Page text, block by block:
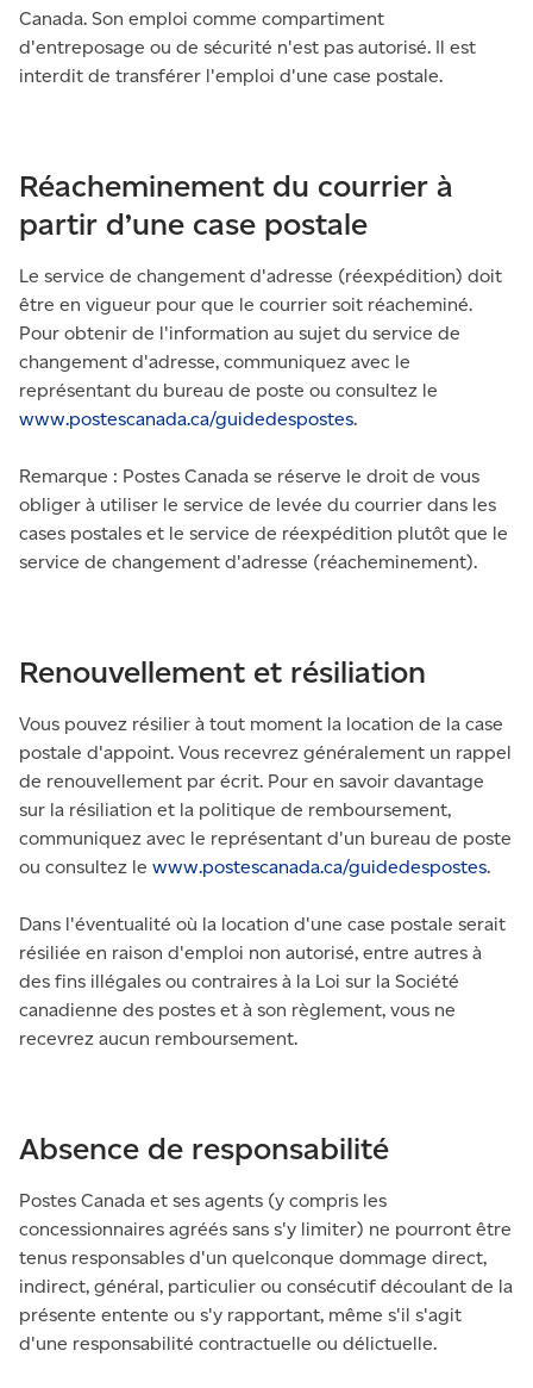
Canada. Son emploi comme compartiment
d'entreposage ou de sécurité n'est pas autorisé. Il est
interdit de transférer l'emploi d'une case postale.
Réacheminement du courrier à
partir d’une case postale
Le service de changement d'adresse (réexpédition) doit
être en vigueur pour que le courrier soit réacheminé.
Pour obtenir de l'information au sujet du service de
changement d'adresse, communiquez avec le
représentant du bureau de poste ou consultez le
www.postescanada.ca/guidedespostes.
Remarque : Postes Canada se réserve le droit de vous
obliger à utiliser le service de levée du courrier dans les
cases postales et le service de réexpédition plutôt que le
service de changement d'adresse (réacheminement).
Renouvellement et résiliation
Vous pouvez résilier à tout moment la location de la case
postale d'appoint. Vous recevrez généralement un rappel
de renouvellement par écrit. Pour en savoir davantage
sur la résiliation et la politique de remboursement,
communiquez avec le représentant d'un bureau de poste
ou consultez le www.postescanada.ca/guidedespostes.
Dans l'éventualité où la location d'une case postale serait
résiliée en raison d'emploi non autorisé, entre autres à
des fins illégales ou contraires à la Loi sur la Société
canadienne des postes et à son règlement, vous ne
recevrez aucun remboursement.
Absence de responsabilité
Postes Canada et ses agents (y compris les
concessionnaires agréés sans s'y limiter) ne pourront être
tenus responsables d'un quelconque dommage direct,
indirect, général, particulier ou consécutif découlant de la
présente entente ou s'y rapportant, même s'il s'agit
d'une responsabilité contractuelle ou délictuelle.